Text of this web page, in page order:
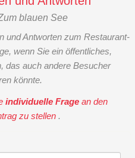
blauen See
und Antworten zum Restaurant-
wenn Sie ein öffentliches,
das auch andere Besucher
könnte.
individuelle Frage an den
zu stellen .